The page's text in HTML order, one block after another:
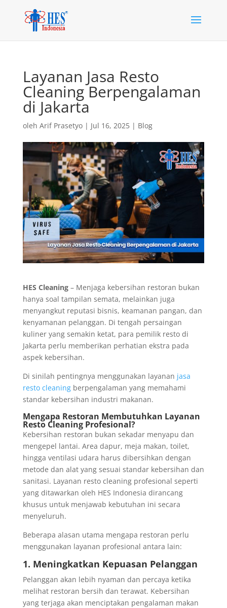
Layanan Jasa Resto
Cleaning Berpengalaman
di Jakarta
oleh Arif Prasetyo| Jul 16, 2025| Blog
HES Cleaning– Menjaga kebersihan restoran bukan
hanya soal tampilan semata, melainkan juga
menyangkut reputasi bisnis, keamanan pangan, dan
kenyamanan pelanggan. Di tengah persaingan
kuliner yang semakin ketat, para pemilik resto di
Jakarta perlu memberikan perhatian ekstra pada
aspek kebersihan.
Di sinilah pentingnya menggunakan layanan jasa
resto cleaningberpengalaman yang memahami
standar kebersihan industri makanan.
Mengapa Restoran Membutuhkan Layanan
Resto Cleaning Profesional?
Kebersihan restoran bukan sekadar menyapu dan
mengepel lantai. Area dapur, meja makan, toilet,
hingga ventilasi udara harus dibersihkan dengan
metode dan alat yang sesuai standar kebersihan dan
sanitasi. Layanan resto cleaning profesional seperti
yang ditawarkan oleh HES Indonesia dirancang
khusus untuk menjawab kebutuhan ini secara
menyeluruh.
Beberapa alasan utama mengapa restoran perlu
menggunakan layanan profesional antara lain:
1. Meningkatkan Kepuasan Pelanggan
Pelanggan akan lebih nyaman dan percaya ketika
melihat restoran bersih dan terawat. Kebersihan
yang terjaga akan menciptakan pengalaman makan